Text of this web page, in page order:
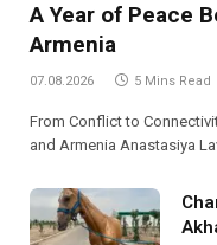
A Year of Peace
Armenia
07.08.2026 5 Mins Read
From Conflict to
and Armenia Anastasiya